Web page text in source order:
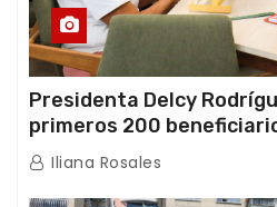
Presidenta Delcy
primeros 200
de los Abuelos “La
Iliana Rosales